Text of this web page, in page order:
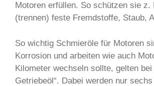
Motoren erfüllen. So schützen sie
(trennen) feste Fremdstoffe, Staub,
So wichtig Schmieröle für Motoren
Korrosion und arbeiten wie auch
Kilometer wechseln sollte, gelten
Getriebeöl“. Dabei werden nur